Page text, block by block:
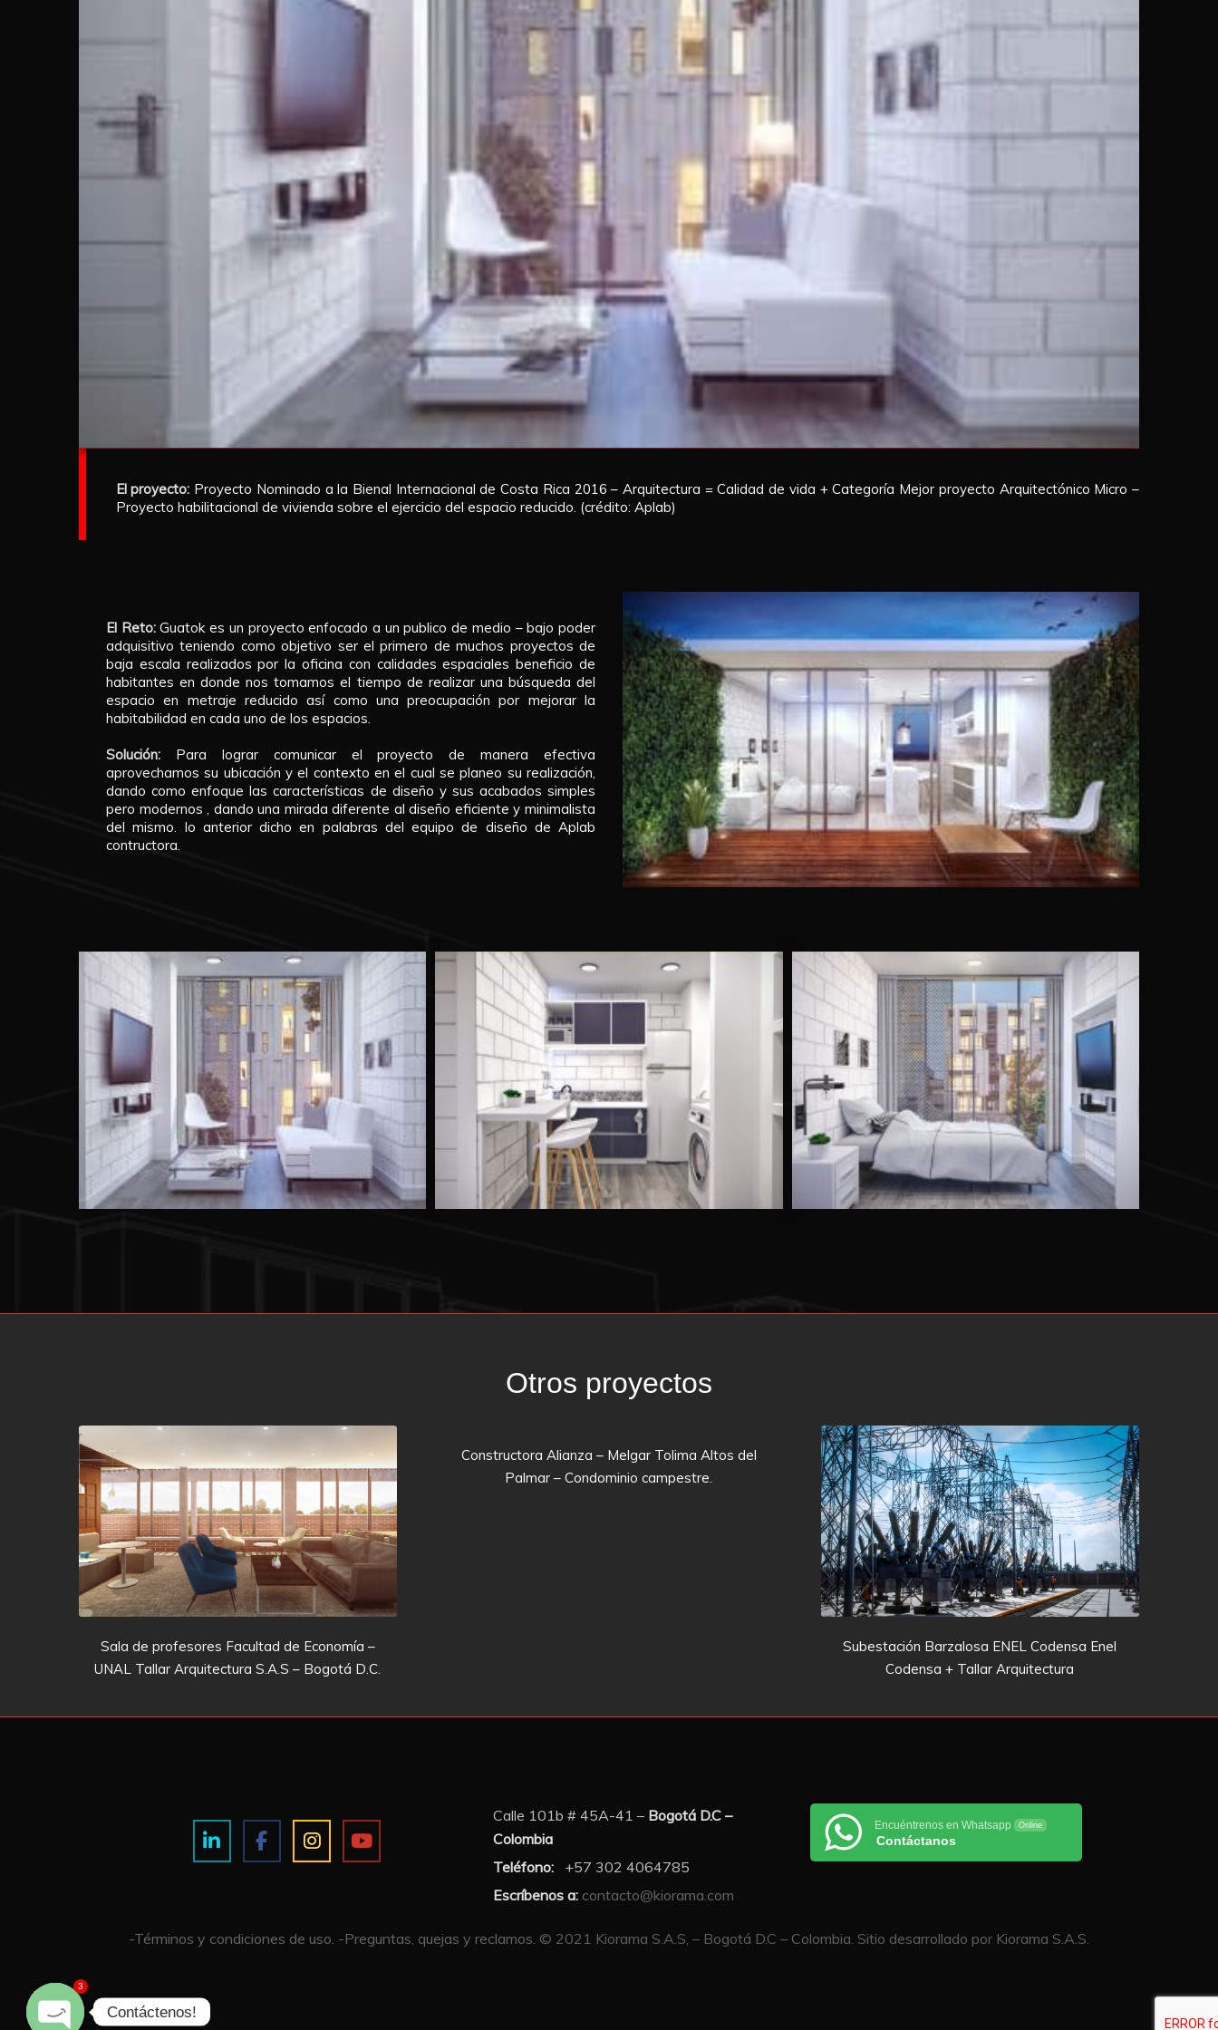
El proyecto: Proyecto Nominado a la Bienal Internacional de Costa Rica 2016 – Arquitectura = Calidad de vida + Categoría Mejor proyecto Arquitectónico Micro –
Proyecto habilitacional de vivienda sobre el ejercicio del espacio reducido. (crédito: Aplab)
El Reto:Guatok es un proyecto enfocado a un publico de medio – bajo poder
adquisitivo teniendo como objetivo ser el primero de muchos proyectos de
baja escala realizados por la oficina con calidades espaciales beneficio de
habitantes en donde nos tomamos el tiempo de realizar una búsqueda del
espacio en metraje reducido así como una preocupación por mejorar la
habitabilidad en cada uno de los espacios.
Solución: Para lograr comunicar el proyecto de manera efectiva
aprovechamos su ubicación y el contexto en el cual se planeo su realización,
dando como enfoque las características de diseño y sus acabados simples
pero modernos , dando una mirada diferente al diseño eficiente y minimalista
del mismo. lo anterior dicho en palabras del equipo de diseño de Aplab
contructora.
Otros proyectos
Sala de profesores Facultad de Economía –
UNAL Tallar Arquitectura S.A.S – Bogotá D.C.
Constructora Alianza – Melgar Tolima Altos del
Palmar – Condominio campestre.
Subestación Barzalosa ENEL Codensa Enel
Codensa + Tallar Arquitectura
Calle 101b # 45A-41 – Bogotá D.C –
Colombia
Teléfono:
+57 302 4064785
Escríbenos a: contacto@kiorama.com
Encuéntrenos en Whatsapp Online
Contáctanos
-Términos y condiciones de uso. -Preguntas, quejas y reclamos. © 2021 Kiorama S.A.S, – Bogotá D.C – Colombia. Sitio desarrollado por Kiorama S.A.S.
Contáctenos!
3